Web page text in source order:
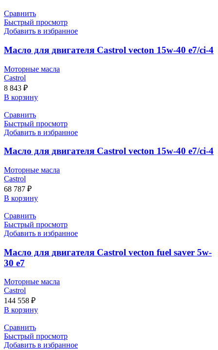
Сравнить
Быстрый просмотр
Добавить в избранное
Масло для двигателя Castrol vecton 15w-40 e7/ci-4
Моторные масла
Castrol
8 843 ₽
В корзину
Сравнить
Быстрый просмотр
Добавить в избранное
Масло для двигателя Castrol vecton 15w-40 e7/ci-4
Моторные масла
Castrol
68 787 ₽
В корзину
Сравнить
Быстрый просмотр
Добавить в избранное
Масло для двигателя Castrol vecton fuel saver 5w-
30 e7
Моторные масла
Castrol
144 558 ₽
В корзину
Сравнить
Быстрый просмотр
Добавить в избранное